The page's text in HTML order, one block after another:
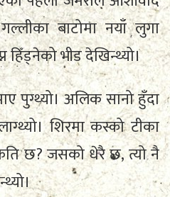
बाटोमा नयाँ लुगा
हिँड्नेको भीड देखिन्थ्यो।
पुग्थ्यो। अलिक सानो हुँदा
शिरमा कस्को टीका
छ? जसको धेरै छ, त्यो नै